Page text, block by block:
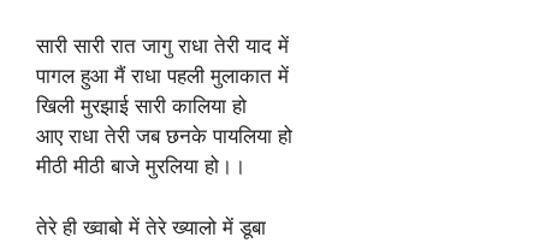
सारी सारी रात जागु राधा तेरी याद में
पागल हुआ मैं राधा पहली मुलाकात में
खिली मुरझाई सारी कालिया हो
आए राधा तेरी जब छनके पायलिया हो
मीठी मीठी बाजे मुरलिया हो।।
तेरे ही ख्वाबो में तेरे ख्यालो में डूबा